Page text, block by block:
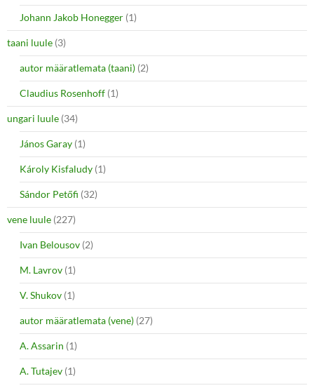
Johann Jakob Honegger (1)
taani luule (3)
autor määratlemata (taani) (2)
Claudius Rosenhoff (1)
ungari luule (34)
János Garay (1)
Károly Kisfaludy (1)
Sándor Petőfi (32)
vene luule (227)
Ivan Belousov (2)
M. Lavrov (1)
V. Shukov (1)
autor määratlemata (vene) (27)
A. Assarin (1)
A. Tutajev (1)